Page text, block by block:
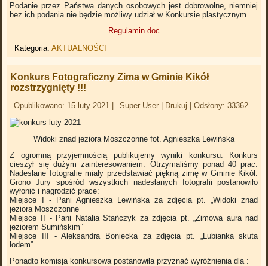
Podanie przez Państwa danych osobowych jest dobrowolne, niemniej
bez ich podania nie będzie możliwy udział w Konkursie plastycznym.
Regulamin.doc
Kategoria:AKTUALNOŚCI
Konkurs Fotograficzny Zima w Gminie Kikół
rozstrzygnięty !!!
Opublikowano: 15 luty 2021 Super User Drukuj |Odsłony: 33362
Widoki znad jeziora Moszczonne fot. Agnieszka Lewińska
Z ogromną przyjemnością publikujemy wyniki konkursu. Konkurs
cieszył się dużym zainteresowaniem. Otrzymaliśmy ponad 40 prac.
Nadesłane fotografie miały przedstawiać piękną zimę w Gminie Kikół.
Grono Jury spośród wszystkich nadesłanych fotografii postanowiło
wyłonić i nagrodzić prace:
Miejsce I - Pani Agnieszka Lewińska za zdjęcia pt. „Widoki znad
jeziora Moszczonne”
Miejsce II - Pani Natalia Stańczyk za zdjęcia pt. „Zimowa aura nad
jeziorem Sumińskim”
Miejsce III - Aleksandra Boniecka za zdjęcia pt. „Lubianka skuta
lodem”
Ponadto komisja konkursowa postanowiła przyznać wyróżnienia dla :